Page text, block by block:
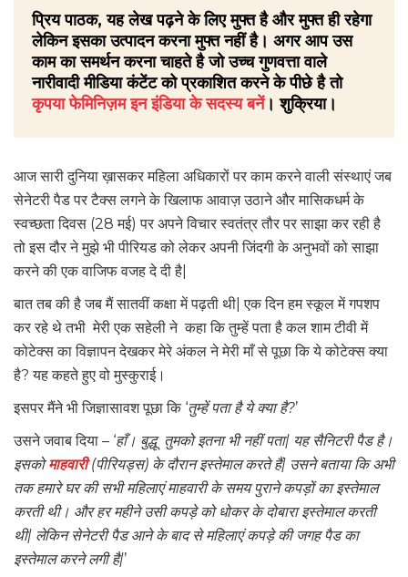
प्रिय पाठक, यह लेख पढ़ने के लिए मुफ्त है और मुफ्त ही रहेगा
लेकिन इसका उत्पादन करना मुफ्त नहीं है। अगर आप उस
काम का समर्थन करना चाहते है जो उच्च गुणवत्ता वाले
नारीवादी मीडिया कंटेंट को प्रकाशित करने के पीछे है तो
कृपया फेमिनिज़म इन इंडिया के सदस्य बनें। शुक्रिया।
आज सारी दुनिया ख़ासकर महिला अधिकारों पर काम करने वाली संस्थाएं जब
सेनेटरी पैड पर टैक्स लगने के खिलाफ आवाज़ उठाने और मासिकधर्म के
स्वच्छता दिवस (28 मई) पर अपने विचार स्वतंत्र तौर पर साझा कर रही है
तो इस दौर ने मुझे भी पीरियड को लेकर अपनी जिंदगी के अनुभवों को साझा
करने की एक वाजिफ वजह दे दी है|
बात तब की है जब मैं सातवीं कक्षा में पढ़ती थी| एक दिन हम स्कूल में गपशप
कर रहे थे तभी मेरी एक सहेली ने कहा कि तुम्हें पता है कल शाम टीवी में
कोटेक्स का विज्ञापन देखकर मेरे अंकल ने मेरी माँ से पूछा कि ये कोटेक्स क्या
है? यह कहते हुए वो मुस्कुराई।
इसपर मैंने भी जिज्ञासावश पूछा कि ‘तुम्हें पता है ये क्या है?’
उसने जवाब दिया – ‘हाँ। बुद्धू तुमको इतना भी नहीं पता| यह सैनिटरी पैड है।
इसकोमाहवारी(पीरियड्स) के दौरान इस्तेमाल करते हैं| उसने बताया कि अभी
तक हमारे घर की सभी महिलाएं माहवारी के समय पुराने कपड़ों का इस्तेमाल
करती थी। और हर महीने उसी कपड़े को धोकर के दोबारा इस्तेमाल करती
थी| लेकिन सेनेटरी पैड आने के बाद से महिलाएं कपड़े की जगह पैड का
इस्तेमाल करने लगी है|’